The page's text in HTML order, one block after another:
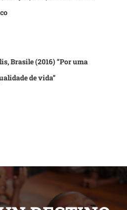
Brasile (2016) “Por uma
de vida”